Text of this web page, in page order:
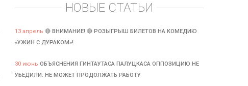
НОВЫЕ СТАТЬИ
13 апрель 🔴 ВНИМАНИЕ! 🔴 РОЗЫГРЫШ БИЛЕТОВ НА КОМЕДИЮ
«УЖИН С ДУРАКОМ»!
30 июнь ОБЪЯСНЕНИЯ ГИНТАУТАСА ПАЛУЦКАСА ОППОЗИЦИЮ НЕ
УБЕДИЛИ: НЕ МОЖЕТ ПРОДОЛЖАТЬ РАБОТУ